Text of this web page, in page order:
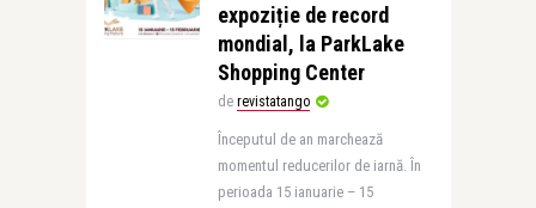
expoziție de record
mondial, la ParkLake
Shopping Center
de revistatango
Începutul de an marchează
momentul reducerilor de iarnă. În
perioada 15 ianuarie – 15